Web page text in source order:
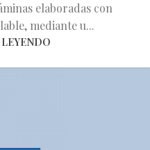
elaboradas con
mediante u...